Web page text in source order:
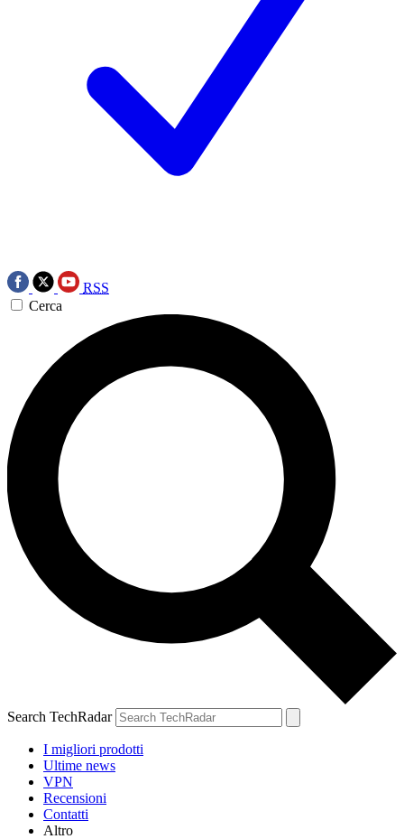
RSS
Cerca
Search TechRadar
I migliori prodotti
Ultime news
VPN
Recensioni
Contatti
Altro